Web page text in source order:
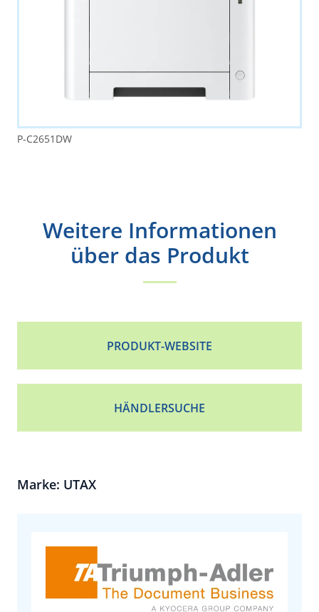
P-C2651DW
Weitere Informationen
über das Produkt
PRODUKT-WEBSITE
HÄNDLERSUCHE
Marke: UTAX